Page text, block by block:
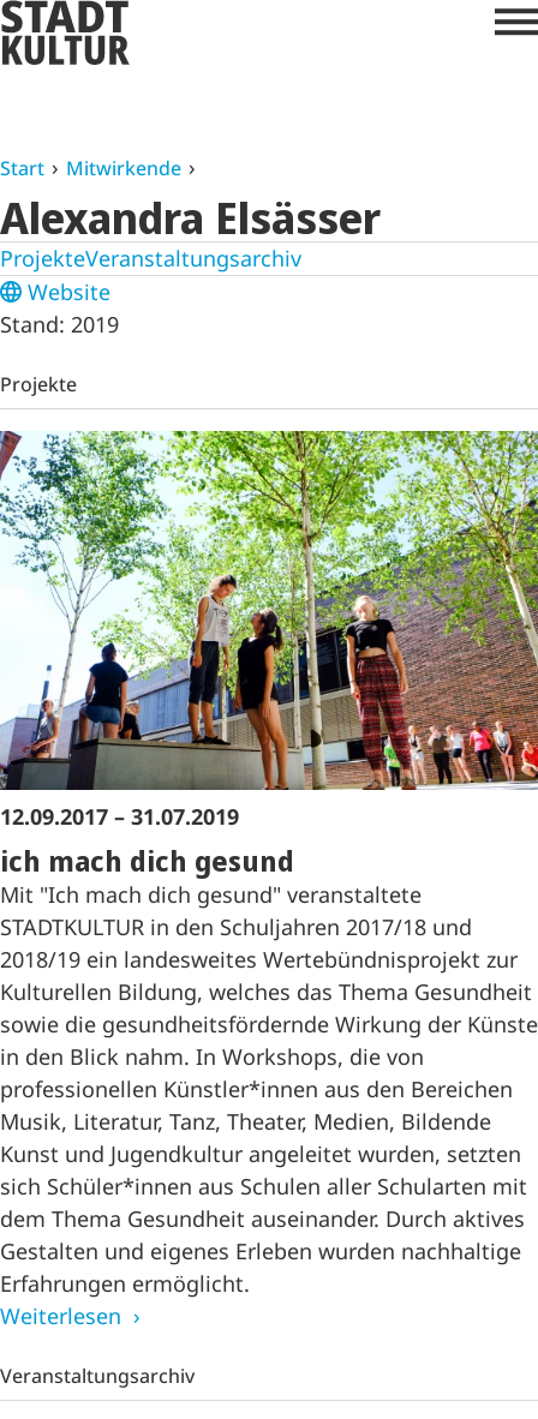
Start Mitwirkende
Alexandra Elsässer
ProjekteVeranstaltungsarchiv
Website
Stand: 2019
Projekte
12.09.2017 – 31.07.2019
ich mach dich gesund
Mit "Ich mach dich gesund" veranstaltete
STADTKULTUR in den Schuljahren 2017/18 und
2018/19 ein landesweites Wertebündnisprojekt zur
Kulturellen Bildung, welches das Thema Gesundheit
sowie die gesundheitsfördernde Wirkung der Künste
in den Blick nahm. In Workshops, die von
professionellen Künstler*innen aus den Bereichen
Musik, Literatur, Tanz, Theater, Medien, Bildende
Kunst und Jugendkultur angeleitet wurden, setzten
sich Schüler*innen aus Schulen aller Schularten mit
dem Thema Gesundheit auseinander. Durch aktives
Gestalten und eigenes Erleben wurden nachhaltige
Erfahrungen ermöglicht.
Weiterlesen
Veranstaltungsarchiv